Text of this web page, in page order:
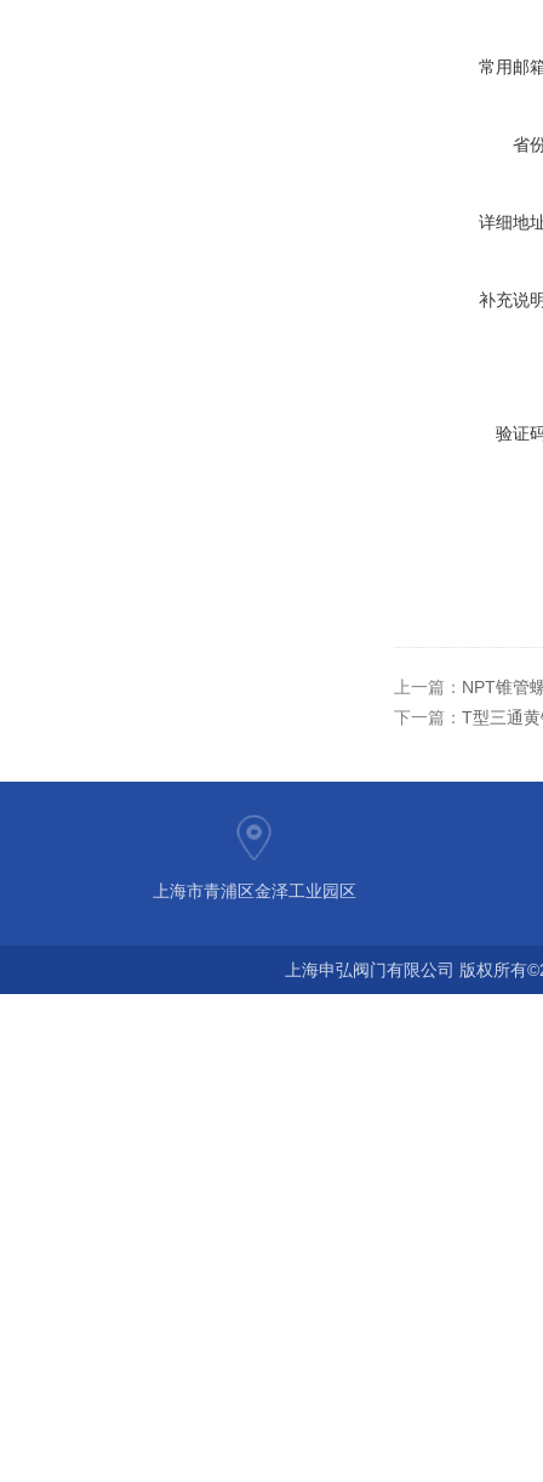
常用邮
省
详细地
补充说
验证
上一篇： NPT锥管
下一篇： T型三通
上海市青浦区金泽工业园区
上海申弘阀门有限公司 版权所有